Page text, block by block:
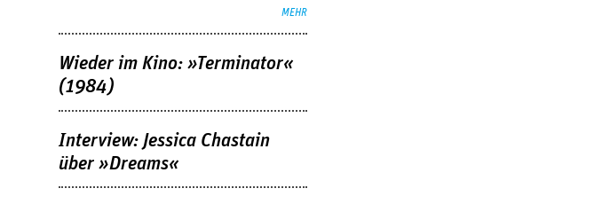
MEHR
Wieder im Kino: »Terminator«
(1984)
Interview: Jessica Chastain
über »Dreams«